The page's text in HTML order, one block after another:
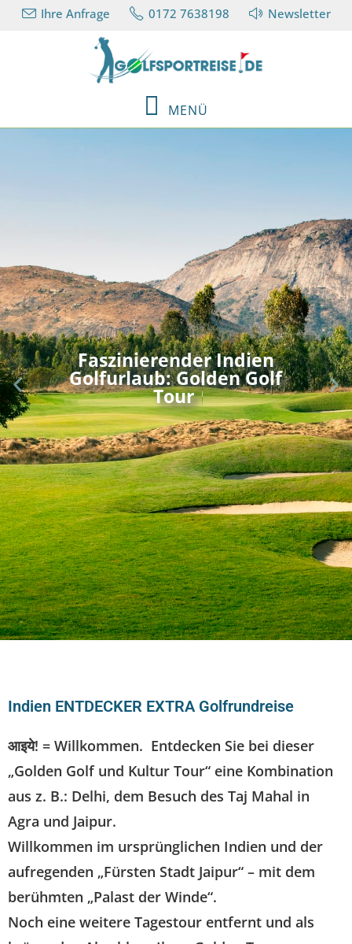
Ihre Anfrage 0172 7638198 Newsletter
MENÜ
Faszinierender Indien
Golfurlaub: Golden Golf
Tour
Indien ENTDECKER EXTRA Golfrundreise
आइये! = Willkommen. Entdecken Sie bei dieser
„Golden Golf und Kultur Tour“ eine Kombination
aus z. B.: Delhi, dem Besuch des Taj Mahal in
Agra und Jaipur.
Willkommen im ursprünglichen Indien und der
aufregenden „Fürsten Stadt Jaipur“ – mit dem
berühmten „Palast der Winde“.
Noch eine weitere Tagestour entfernt und als